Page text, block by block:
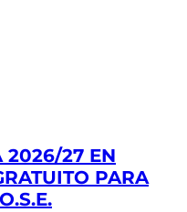
2026/27 EN
PARA